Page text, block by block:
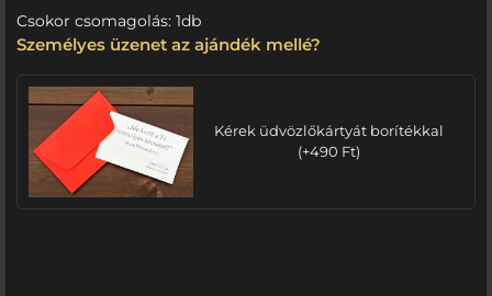
Csokor csomagolás: 1db
Személyes üzenet az ajándék mellé?
Kérek üdvözlőkártyát borítékkal
(+490 Ft)